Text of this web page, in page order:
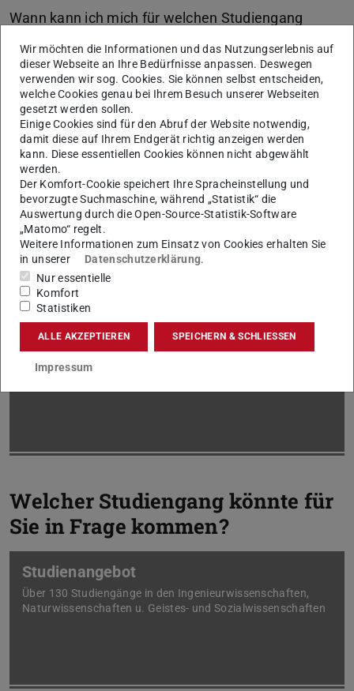
Wann kann ich mich für welchen Studiengang
Mehr erfahren
Wer ist überhaupt
studienberechtigt?
Studienberechtigung
Abitur, Fachhochschulreife, berufliche Qualifikation – viele
Abschlüsse berechtigen zu einem Studium.
Internationale Bewerberinnen und
Bewerber
Welcher Studiengang könnte für
Sie in Frage kommen?
Studienangebot
Über 130 Studiengänge in den Ingenieurwissenschaften,
Naturwissenschaften u. Geistes- und Sozialwissenschaften
Wir möchten die Informationen und das Nutzungserlebnis auf
dieser Webseite an Ihre Bedürfnisse anpassen. Deswegen
verwenden wir sog. Cookies. Sie können selbst entscheiden,
welche Cookies genau bei Ihrem Besuch unserer Webseiten
gesetzt werden sollen.
Einige Cookies sind für den Abruf der Website notwendig,
damit diese auf Ihrem Endgerät richtig anzeigen werden
kann. Diese essentiellen Cookies können nicht abgewählt
werden.
Der Komfort-Cookie speichert Ihre Spracheinstellung und
bevorzugte Suchmaschine, während „Statistik“ die
Auswertung durch die Open-Source-Statistik-Software
„Matomo“ regelt.
Weitere Informationen zum Einsatz von Cookies erhalten Sie
in unserer
Datenschutzerklärung.
Nur essentielle
Komfort
Statistiken
ALLE AKZEPTIEREN SPEICHERN & SCHLIESSEN
Impressum